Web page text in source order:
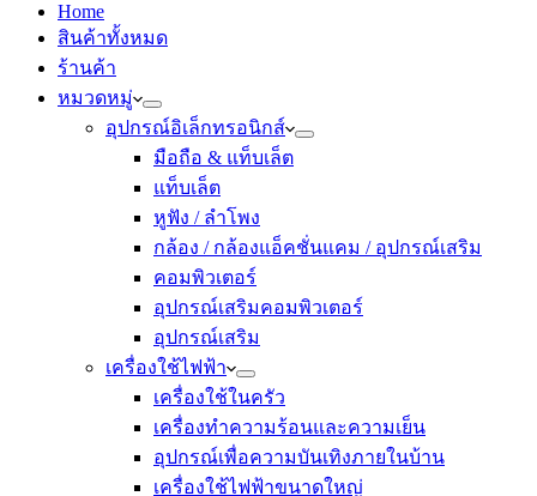
Home
สินค้าทั้งหมด
ร้านค้า
หมวดหมู่
อุปกรณ์อิเล็กทรอนิกส์
มือถือ & แท็บเล็ต
แท็บเล็ต
หูฟัง / ลำโพง
กล้อง / กล้องแอ็คชั่นแคม / อุปกรณ์เสริม
คอมพิวเตอร์
อุปกรณ์เสริมคอมพิวเตอร์
อุปกรณ์เสริม
เครื่องใช้ไฟฟ้า
เครื่องใช้ในครัว
เครื่องทำความร้อนและความเย็น
อุปกรณ์เพื่อความบันเทิงภายในบ้าน
เครื่องใช้ไฟฟ้าขนาดใหญ่